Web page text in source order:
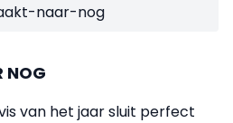
naar-nog
NOG
van het jaar sluit perfect